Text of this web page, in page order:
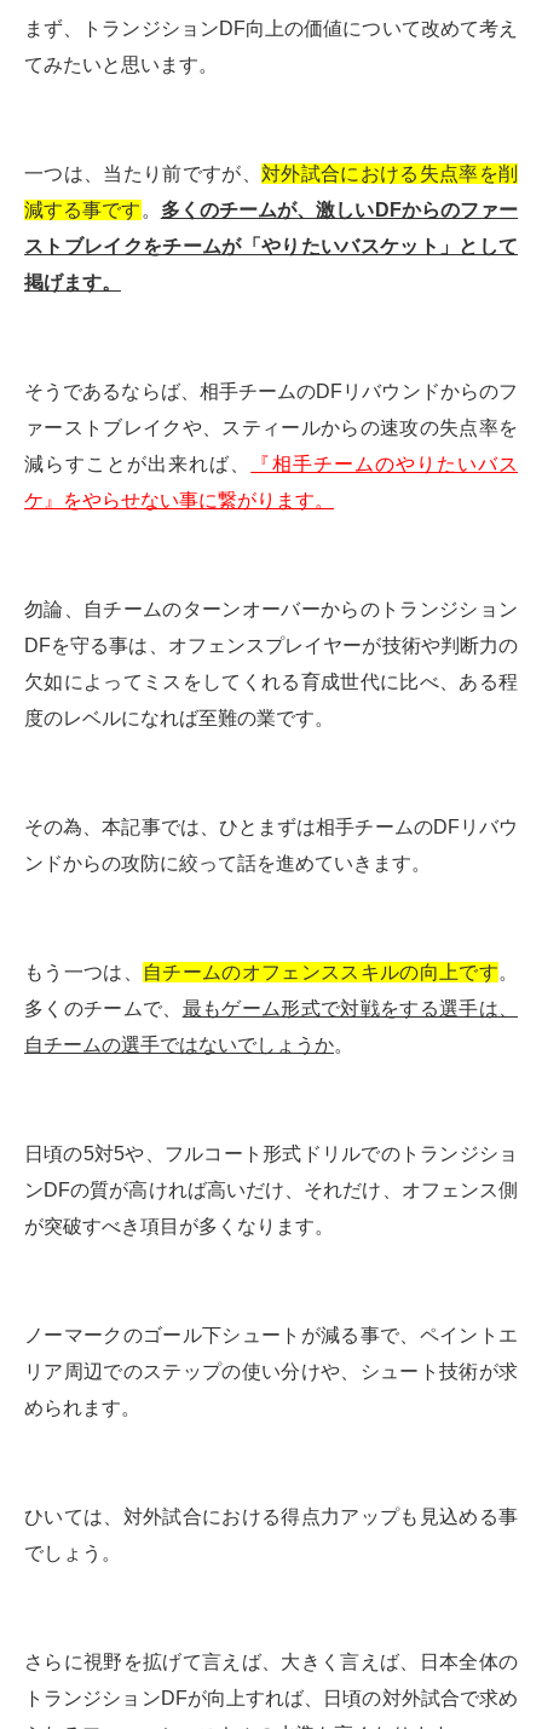
まず、トランジションDF向上の価値について改めて考え
てみたいと思います。
一つは、当たり前ですが、 対外試合における失点率を削
減する事です 。 多くのチームが、激しいDFからのファー
ストブレイクをチームが「やりたいバスケット」として
掲げます。
そうであるならば、相手チームのDFリバウンドからのフ
ァーストブレイクや、スティールからの速攻の失点率を
減らすことが出来れば、
『相手チームのやりたいバス
ケ』をやらせない事に繋がります。
勿論、自チームのターンオーバーからのトランジション
DFを守る事は、オフェンスプレイヤーが技術や判断力の
欠如によってミスをしてくれる育成世代に比べ、ある程
度のレベルになれば至難の業です。
その為、本記事では、ひとまずは相手チームのDFリバウ
ンドからの攻防に絞って話を進めていきます。
もう一つは、 自チームのオフェンススキルの向上です。
多くのチームで、 最もゲーム形式で対戦をする選手は、
自チームの選手ではないでしょうか。
日頃の5対5や、フルコート形式ドリルでのトランジショ
ンDFの質が高ければ高いだけ、それだけ、オフェンス側
が突破すべき項目が多くなります。
ノーマークのゴール下シュートが減る事で、ペイントエ
リア周辺でのステップの使い分けや、シュート技術が求
められます。
ひいては、対外試合における得点力アップも見込める事
でしょう。
さらに視野を拡げて言えば、大きく言えば、日本全体の
トランジションDFが向上すれば、日頃の対外試合で求め